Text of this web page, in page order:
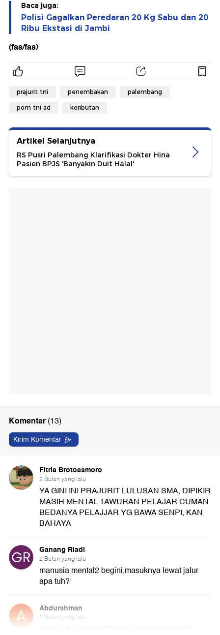
Baca juga:
Polisi Gagalkan Peredaran 20 Kg Sabu dan 20
Ribu Ekstasi di Jambi
(fas/fas)
prajurit tni penembakan palembang
pom tni ad keributan
Artikel Selanjutnya
RS Pusri Palembang Klarifikasi Dokter Hina
Pasien BPJS 'Banyakin Duit Halal'